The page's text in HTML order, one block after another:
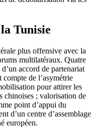
Tunisie
plus offensive avec la
multilatéraux. Quatre
accord de partenariat
de l’asymétrie
pour attirer les
chinoises ; valorisation de
point d’appui du
d’un centre d’assemblage
européen.